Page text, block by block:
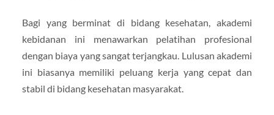
Bagi yang berminat di bidang kesehatan, akademi
kebidanan ini menawarkan pelatihan profesional
dengan biaya yang sangat terjangkau. Lulusan akademi
ini biasanya memiliki peluang kerja yang cepat dan
stabil di bidang kesehatan masyarakat.